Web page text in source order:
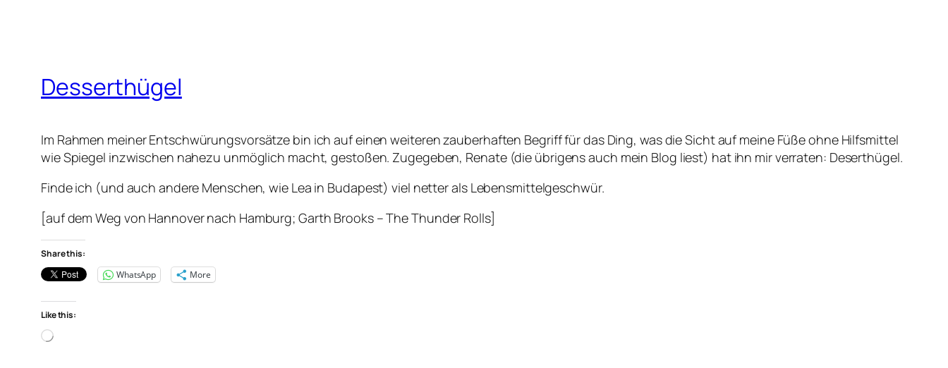
Desserthügel
Im Rahmen meiner Entschwürungsvorsätze bin ich auf einen weiteren zauberhaften Begriff für das Ding, was die Sicht auf meine Füße ohne Hilfsmittel
wie Spiegel inzwischen nahezu unmöglich macht, gestoßen. Zugegeben, Renate (die übrigens auch mein Blog liest) hat ihn mir verraten: Deserthügel.
Finde ich (und auch andere Menschen, wie Lea in Budapest) viel netter als Lebensmittelgeschwür.
[auf dem Weg von Hannover nach Hamburg; Garth Brooks – The Thunder Rolls]
Share this:
WhatsApp
More
Like this:
Loading…